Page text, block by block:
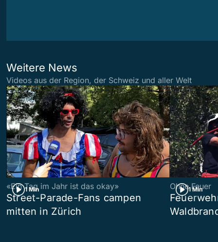
Weitere News
Videos aus der Region, der Schweiz und aller Welt
1 Min
«Ein Tag im Jahr ist das okay»
Street-Parade-Fans campen
mitten in Zürich
1 Min
Ohne Feuer